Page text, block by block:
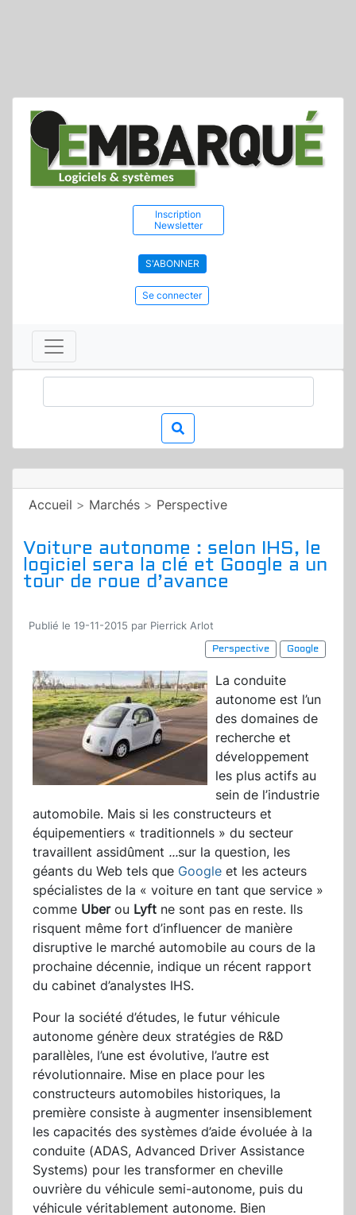
Inscription
Newsletter
S'ABONNER
Se connecter
Accueil > Marchés > Perspective
Voiture autonome : selon IHS, le
logiciel sera la clé et Google a un
tour de roue d’avance
Publié le 19-11-2015 par Pierrick Arlot
Perspective
Google
La conduite
autonome est l’un
des domaines de
recherche et
développement
les plus actifs au
sein de l’industrie
automobile. Mais si les constructeurs et
équipementiers « traditionnels » du secteur
travaillent assidûment ...sur la question, les
géants du Web tels que Google et les acteurs
spécialistes de la « voiture en tant que service »
comme Uberou Lyft ne sont pas en reste. Ils
risquent même fort d’influencer de manière
disruptive le marché automobile au cours de la
prochaine décennie, indique un récent rapport
du cabinet d’analystes IHS.
Pour la société d’études, le futur véhicule
autonome génère deux stratégies de R&D
parallèles, l’une est évolutive, l’autre est
révolutionnaire. Mise en place pour les
constructeurs automobiles historiques, la
première consiste à augmenter insensiblement
les capacités des systèmes d’aide évoluée à la
conduite (ADAS, Advanced Driver Assistance
Systems) pour les transformer en cheville
ouvrière du véhicule semi-autonome, puis du
véhicule véritablement autonome. Bien